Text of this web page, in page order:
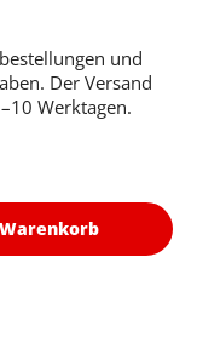
und
Der Versand
Werktagen.